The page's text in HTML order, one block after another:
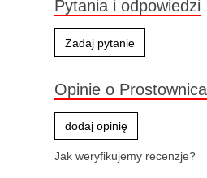
Pytania i odpowiedzi
Zadaj pytanie
Opinie o
dodaj opinię
Jak weryfikujemy recenzje?